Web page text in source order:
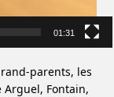
01:31
parents, les
Fontain,